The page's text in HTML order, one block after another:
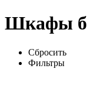
Шкафы
Сбросить
Фильтры